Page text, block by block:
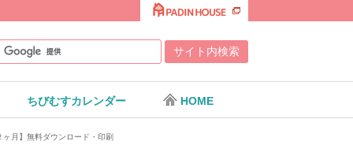
ちびむすカレンダー HOME
月】無料ダウンロード・印刷